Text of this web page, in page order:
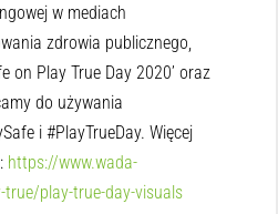
w mediach
zdrowia publicznego,
on Play True Day 2020’ oraz
do używania
i #PlayTrueDay. Więcej
https://www.wada-
play-true-day-visuals